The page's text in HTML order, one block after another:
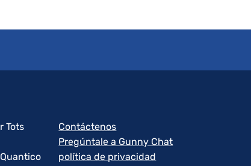
Tots
Contáctenos
Pregúntale a Gunny Chat
política de privacidad